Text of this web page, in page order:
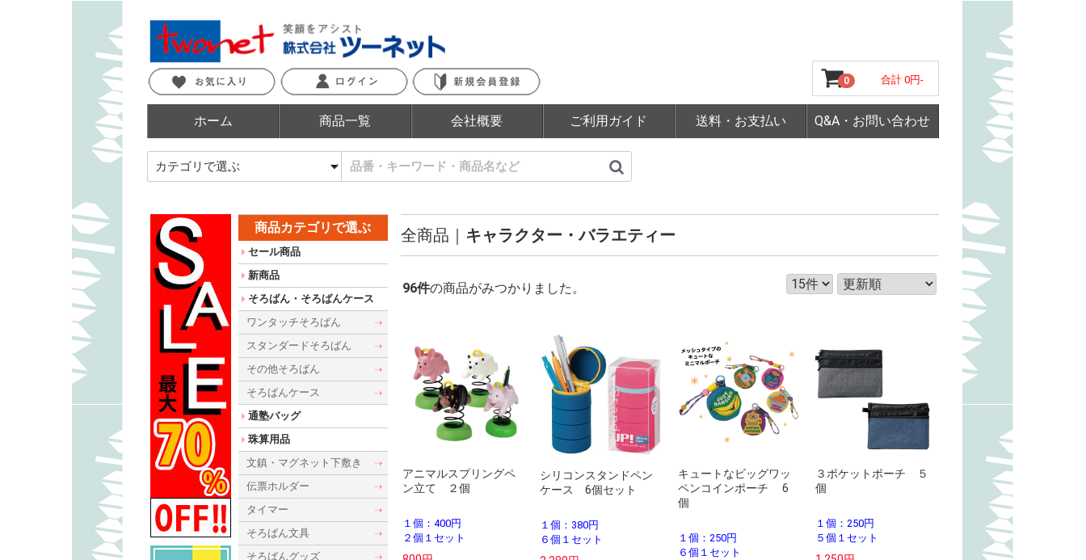
ホーム 商品一覧 会社概要 ご利用ガイド 送料・お支払い Q&A・お問い合わせ
全商品 キャラクター・バラエティー
96件の商品がみつかりました。
アニマルスプリングペ
ン立て ２個
１個：400円
２個１セット
シリコンスタンドペン
ケース 6個セット
１個：380円
６個１セット
キュートなビッグワッ
ペンコインポーチ 6
個
１個：250円
６個１セット
３ポケットポーチ ５
個
１個：250円
５個１セット
商品カテゴリで選ぶ
セール商品
新商品
そろばん・そろばんケース
ワンタッチそろばん
スタンダードそろばん
その他そろばん
そろばんケース
通塾バッグ
珠算用品
文鎮・マグネット下敷き
伝票ホルダー
タイマー
そろばん文具
そろばんグッズ
0 合計 0円-